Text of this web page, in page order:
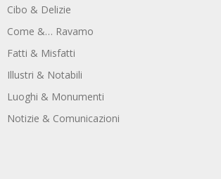
Cibo & Delizie
Come &… Ravamo
Fatti & Misfatti
Illustri & Notabili
Luoghi & Monumenti
Notizie & Comunicazioni